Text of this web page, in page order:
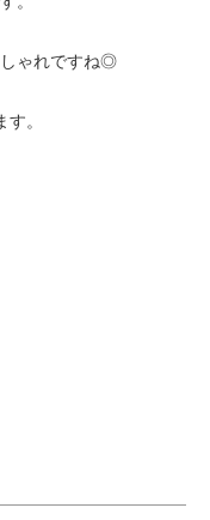
ゃれですね◎
。